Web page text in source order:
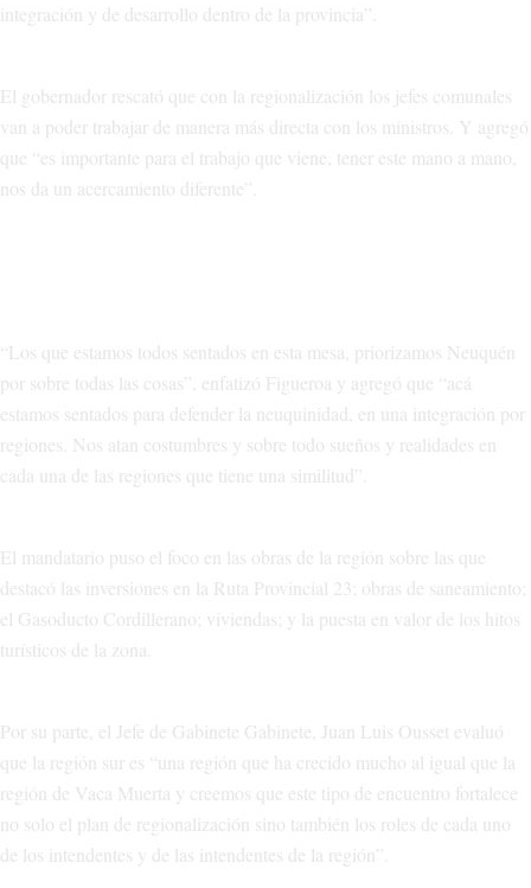
integración y de desarrollo dentro de la provincia”.
El gobernador rescató que con la regionalización los jefes comunales
van a poder trabajar de manera más directa con los ministros. Y agregó
que “es importante para el trabajo que viene, tener este mano a mano,
nos da un acercamiento diferente”.
“Los que estamos todos sentados en esta mesa, priorizamos Neuquén
por sobre todas las cosas”, enfatizó Figueroa y agregó que “acá
estamos sentados para defender la neuquinidad, en una integración por
regiones. Nos atan costumbres y sobre todo sueños y realidades en
cada una de las regiones que tiene una similitud”.
El mandatario puso el foco en las obras de la región sobre las que
destacó las inversiones en la Ruta Provincial 23; obras de saneamiento;
el Gasoducto Cordillerano; viviendas; y la puesta en valor de los hitos
turísticos de la zona.
Por su parte, el Jefe de Gabinete Gabinete, Juan Luis Ousset evaluó
que la región sur es “una región que ha crecido mucho al igual que la
región de Vaca Muerta y creemos que este tipo de encuentro fortalece
no solo el plan de regionalización sino también los roles de cada uno
de los intendentes y de las intendentes de la región”.